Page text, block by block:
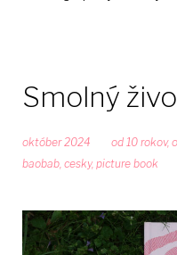
Smolný
október 2024 od 10 rokov,
baobab, cesky, picture book